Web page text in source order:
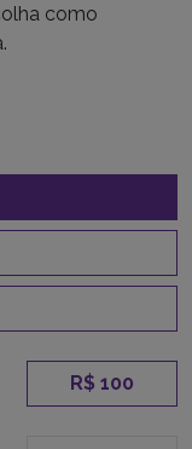
como
R$ 100